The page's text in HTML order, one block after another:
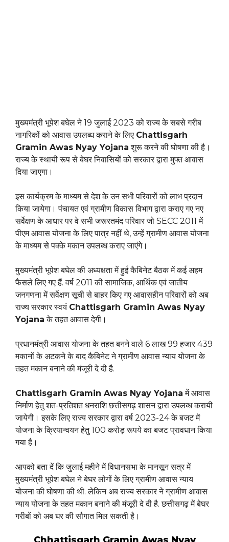
मुख्यमंत्री भूपेश बघेल ने 19 जुलाई 2023 को राज्य के सबसे गरीब
नागरिकों को आवास उपलब्ध कराने के लिए Chattisgarh
Gramin Awas Nyay Yojana शुरू करने की घोषणा की है।
राज्य के स्थायी रूप से बेघर निवासियों को सरकार द्वारा मुफ्त आवास
दिया जाएगा।
इस कार्यक्रम के माध्यम से देश के उन सभी परिवारों को लाभ प्रदान
किया जायेगा। पंचायत एवं ग्रामीण विकास विभाग द्वारा कराए गए नए
सर्वेक्षण के आधार पर वे सभी जरूरतमंद परिवार जो SECC 2011 में
पीएम आवास योजना के लिए पात्र नहीं थे, उन्हें ग्रामीण आवास योजना
के माध्यम से पक्के मकान उपलब्ध कराए जाएंगे।
मुख्यमंत्री भूपेश बघेल की अध्यक्षता में हुई कैबिनेट बैठक में कई अहम
फैसले लिए गए हैं. वर्ष 2011 की सामाजिक, आर्थिक एवं जातीय
जनगणना में सर्वेक्षण सूची से बाहर किए गए आवासहीन परिवारों को अब
राज्य सरकार स्वयं Chattisgarh Gramin Awas Nyay
Yojana के तहत आवास देगी।
प्रधानमंत्री आवास योजना के तहत बनने वाले 6 लाख 99 हजार 439
मकानों के अटकने के बाद कैबिनेट ने ग्रामीण आवास न्याय योजना के
तहत मकान बनाने की मंजूरी दे दी है.
Chattisgarh Gramin Awas Nyay Yojana में आवास
निर्माण हेतु शत-प्रतिशत धनराशि छत्तीसगढ़ शासन द्वारा उपलब्ध करायी
जायेगी। इसके लिए राज्य सरकार द्वारा वर्ष 2023-24 के बजट में
योजना के क्रियान्वयन हेतु 100 करोड़ रूपये का बजट प्रावधान किया
गया है।
आपको बता दें कि जुलाई महीने में विधानसभा के मानसून सत्र में
मुख्यमंत्री भूपेश बघेल ने बेघर लोगों के लिए ग्रामीण आवास न्याय
योजना की घोषणा की थी. लेकिन अब राज्य सरकार ने ग्रामीण आवास
न्याय योजना के तहत मकान बनाने की मंजूरी दे दी है. छत्तीसगढ़ में बेघर
गरीबों को अब घर की सौगात मिल सकती है।